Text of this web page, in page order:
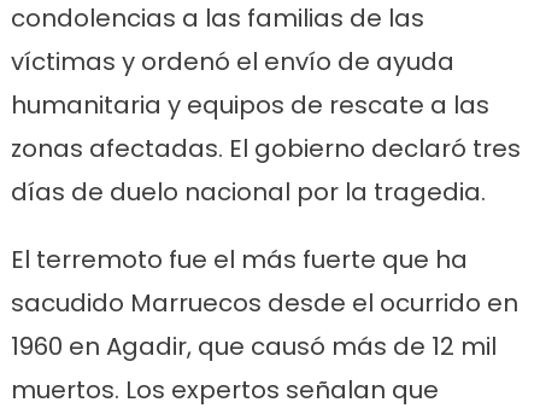
condolencias a las familias de las
víctimas y ordenó el envío de ayuda
humanitaria y equipos de rescate a las
zonas afectadas. El gobierno declaró tres
días de duelo nacional por la tragedia.
El terremoto fue el más fuerte que ha
sacudido Marruecos desde el ocurrido en
1960 en Agadir, que causó más de 12 mil
muertos. Los expertos señalan que